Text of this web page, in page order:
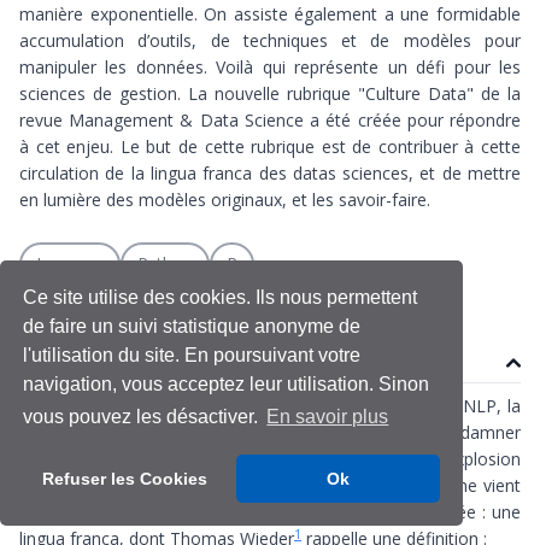
Ce site utilise des cookies. Ils nous permettent
de faire un suivi statistique anonyme de
l'utilisation du site. En poursuivant votre
navigation, vous acceptez leur utilisation. Sinon
vous pouvez les désactiver. En savoir plus
Refuser les Cookies Ok
manière exponentielle. On assiste également a une formidable
accumulation d’outils, de techniques et de modèles pour
manipuler les données. Voilà qui représente un défi pour les
sciences de gestion. La nouvelle rubrique "Culture Data" de la
revue Management & Data Science a été créée pour répondre
à cet enjeu. Le but de cette rubrique est de contribuer à cette
circulation de la lingua franca des datas sciences, et de mettre
en lumière des modèles originaux, et les savoir-faire.
Langage Python R
Contenu
On peut disserter à l’infini sur le bigdata, l’IA, le ML, le NLP, la
technologie, les algorithmes, célébrer ou condamner
l’accumulation des découvertes, des techniques, et l’explosion
des outils, on ratera le fait que la culture des données ne vient
pas tant de leur surabondance que d’une langue partagée : une
lingua franca, dont Thomas Wieder1 rappelle une définition :